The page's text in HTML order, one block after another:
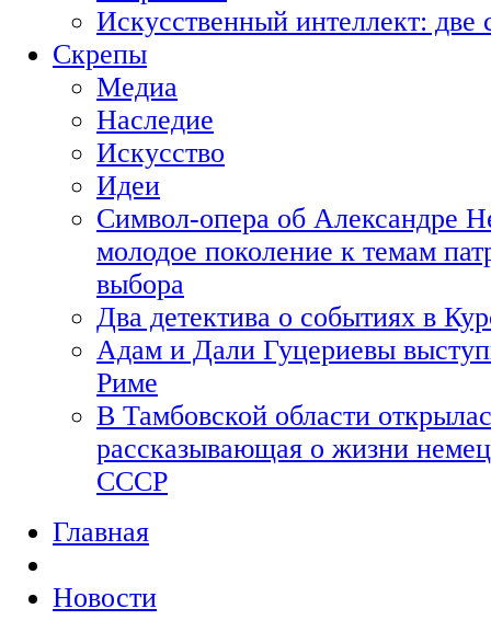
Искусственный интеллект:
Скрепы
Медиа
Наследие
Искусство
Идеи
Символ-опера об Александре
молодое поколение к темам
выбора
Два детектива о событиях в
Адам и Дали Гуцериевы
Риме
В Тамбовской области
рассказывающая о жизни
СССР
Главная
Новости